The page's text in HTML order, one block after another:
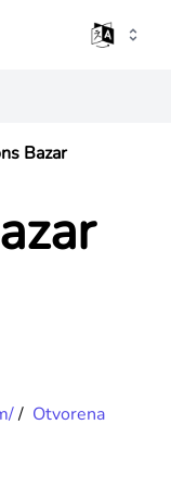
Bazar
/ Otvorena